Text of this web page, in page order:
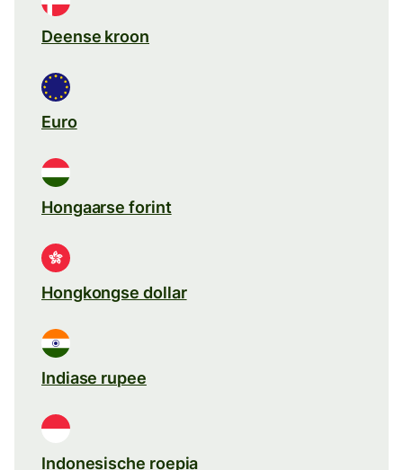
Deense kroon
Euro
Hongaarse forint
Hongkongse dollar
Indiase rupee
Indonesische roepia